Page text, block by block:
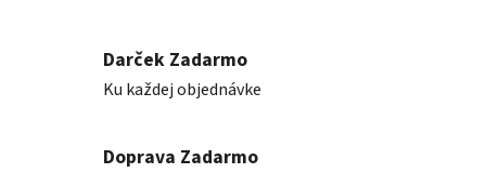
Darček Zadarmo
Ku každej objednávke
Doprava Zadarmo